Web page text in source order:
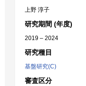
上野 淳子
研究期間 (年度)
2019 – 2024
研究種目
基盤研究(C)
審査区分